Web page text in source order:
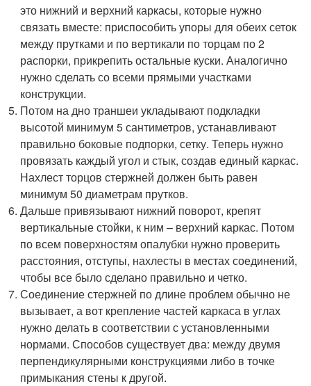
это нижний и верхний каркасы, которые нужно
связать вместе: приспособить упоры для обеих сеток
между прутками и по вертикали по торцам по 2
распорки, прикрепить остальные куски. Аналогично
нужно сделать со всеми прямыми участками
конструкции.
Потом на дно траншеи укладывают подкладки
высотой минимум 5 сантиметров, устанавливают
правильно боковые подпорки, сетку. Теперь нужно
провязать каждый угол и стык, создав единый каркас.
Нахлест торцов стержней должен быть равен
минимум 50 диаметрам прутков.
Дальше привязывают нижний поворот, крепят
вертикальные стойки, к ним – верхний каркас. Потом
по всем поверхностям опалубки нужно проверить
расстояния, отступы, нахлесты в местах соединений,
чтобы все было сделано правильно и четко.
Соединение стержней по длине проблем обычно не
вызывает, а вот крепление частей каркаса в углах
нужно делать в соответствии с установленными
нормами. Способов существует два: между двумя
перпендикулярными конструкциями либо в точке
примыкания стены к другой.